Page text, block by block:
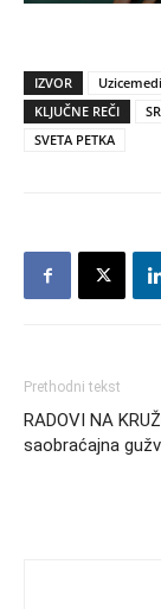
IZVOR
KLJUČNE REČI
SVETA PETKA
Prethodni tekst
RADOVI NA
saobraćajna